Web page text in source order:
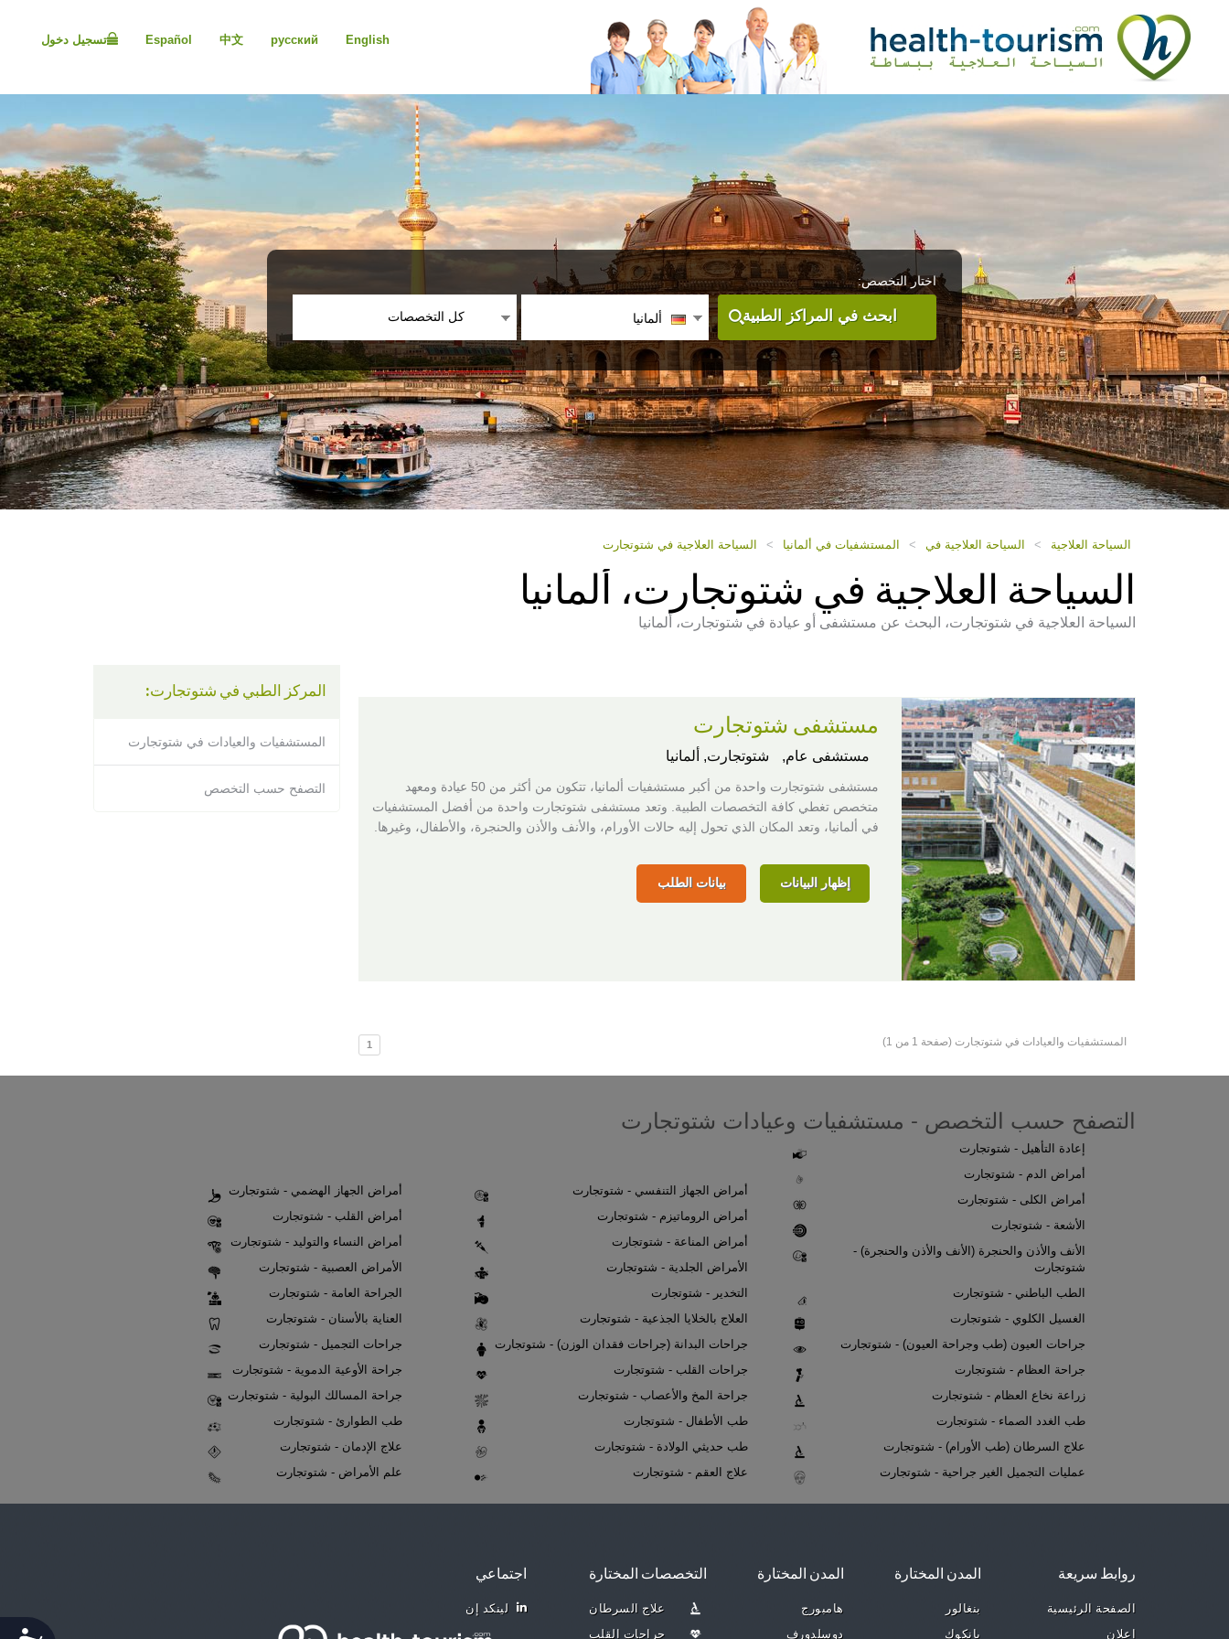
accessibility
system.
Press
Control-
F11
to
adjust
the
website
to
people
with
visual
disabilities
who
are
using
a
screen
reader;
Press
Control-
English
русский
中文
Español تسجيل دخول
اختار التخصص:
كل التخصصات ألمانيا ابحث في المراكز الطبية
السياحة العلاجية > السياحة العلاجية في > المستشفيات في ألمانيا > السياحة العلاجية في شتوتجارت
السياحة العلاجية في شتوتجارت، ألمانيا
السياحة العلاجية في شتوتجارت، البحث عن مستشفى أو عيادة في شتوتجارت، ألمانيا
مستشفى شتوتجارت
مستشفى عام, شتوتجارت, ألمانيا
مستشفى شتوتجارت واحدة من أكبر مستشفيات ألمانيا، تتكون من أكثر من 50 عيادة ومعهد
متخصص تغطي كافة التخصصات الطبية. وتعد مستشفى شتوتجارت واحدة من أفضل المستشفيات
في ألمانيا، وتعد المكان الذي تحول إليه حالات الأورام، والأنف والأذن والحنجرة، والأطفال، وغيرها.
إظهار البيانات بيانات الطلب
المستشفيات والعيادات في شتوتجارت (صفحة 1 من 1) 1
المركز الطبي في شتوتجارت:
المستشفيات والعيادات في شتوتجارت
التصفح حسب التخصص
التصفح حسب التخصص - مستشفيات وعيادات شتوتجارت
إعادة التأهيل - شتوتجارت
أمراض الدم - شتوتجارت
أمراض الكلى - شتوتجارت
الأشعة - شتوتجارت
الأنف والأذن والحنجرة (الأنف والأذن والحنجرة) -
شتوتجارت
الطب الباطني - شتوتجارت
الغسيل الكلوي - شتوتجارت
جراحات العيون (طب وجراحة العيون) - شتوتجارت
جراحة العظام - شتوتجارت
زراعة نخاع العظام - شتوتجارت
طب الغدد الصماء - شتوتجارت
علاج السرطان (طب الأورام) - شتوتجارت
عمليات التجميل الغير جراحية - شتوتجارت
أمراض الجهاز التنفسي - شتوتجارت
أمراض الروماتيزم - شتوتجارت
أمراض المناعة - شتوتجارت
الأمراض الجلدية - شتوتجارت
التخدير - شتوتجارت
العلاج بالخلايا الجذعية - شتوتجارت
جراحات البدانة (جراحات فقدان الوزن) - شتوتجارت
جراحات القلب - شتوتجارت
جراحة المخ والأعصاب - شتوتجارت
طب الأطفال - شتوتجارت
طب حديثي الولادة - شتوتجارت
علاج العقم - شتوتجارت
أمراض الجهاز الهضمي - شتوتجارت
أمراض القلب - شتوتجارت
أمراض النساء والتوليد - شتوتجارت
الأمراض العصبية - شتوتجارت
الجراحة العامة - شتوتجارت
العناية بالأسنان - شتوتجارت
جراحات التجميل - شتوتجارت
جراحة الأوعية الدموية - شتوتجارت
جراحة المسالك البولية - شتوتجارت
طب الطوارئ - شتوتجارت
علاج الإدمان - شتوتجارت
علم الأمراض - شتوتجارت
روابط سريعة
الصفحة الرئيسية
إعلان
المدن المختارة
بنغالور
بانكوك
المدن المختارة
هامبورج
دوسلدورف
التخصصات المختارة
علاج السرطان
جراحات القلب
اجتماعي
لينكد إن